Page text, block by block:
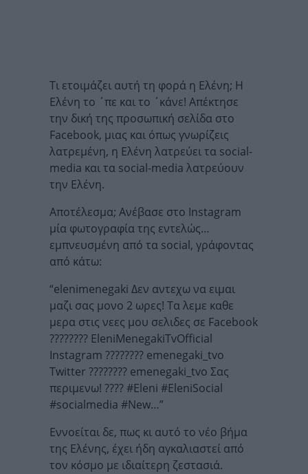
Τι ετοιμάζει αυτή τη φορά η Ελένη; Η
Ελένη το ΄πε και το ΄κάνε! Απέκτησε
την δική της προσωπική σελίδα στο
Facebook, μιας και όπως γνωρίζεις
λατρεμένη, η Ελένη λατρεύει τα social-
media και τα social-media λατρεύουν
την Ελένη.
Αποτέλεσμα; Ανέβασε στο Instagram
μία φωτογραφία της εντελώς…
εμπνευσμένη από τα social, γράφοντας
από κάτω:
“elenimenegaki Δεν αντεχω να ειμαι
μαζι σας μονο 2 ωρες! Τα λεμε καθε
μερα στις νεες μου σελιδες σε Facebook
???????? EleniMenegakiTvOfficial
Instagram ???????? emenegaki_tvo
Twitter ???????? emenegaki_tvo Σας
περιμενω! ???? #Eleni #EleniSocial
#socialmedia #New…”
Εννοείται δε, πως κι αυτό το νέο βήμα
της Ελένης, έχει ήδη αγκαλιαστεί από
τον κόσμο με ιδιαίτερη ζεστασιά.